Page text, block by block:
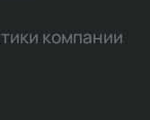
компании